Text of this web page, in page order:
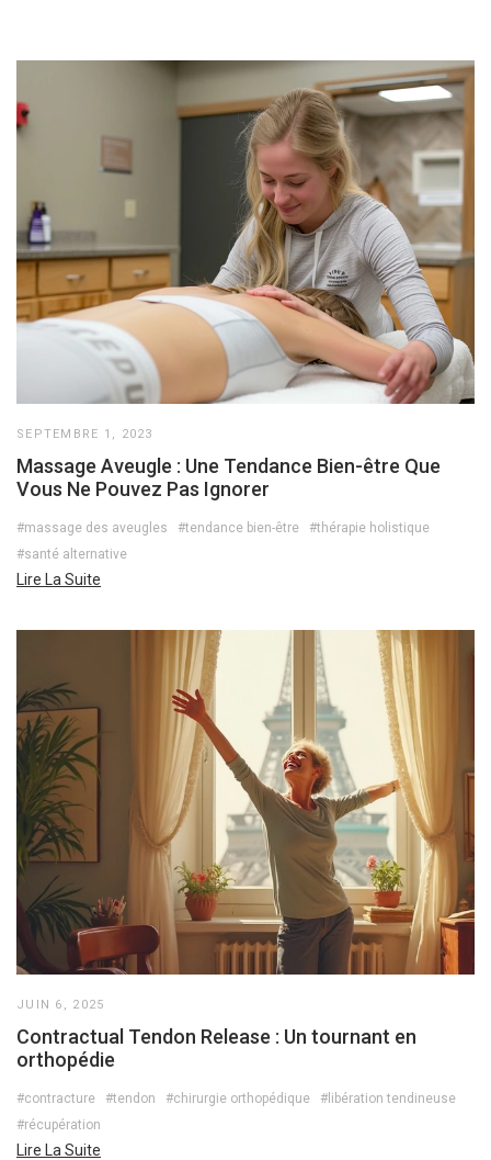
SEPTEMBRE 1, 2023
Massage Aveugle : Une Tendance Bien-être Que
Vous Ne Pouvez Pas Ignorer
#massage des aveugles #tendance bien-être
#thérapie holistique
#santé alternative
Lire La Suite
JUIN 6, 2025
Contractual Tendon Release : Un tournant en
orthopédie
#contracture #tendon #chirurgie orthopédique
#libération tendineuse
#récupération
Lire La Suite